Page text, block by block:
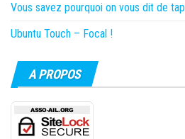
Vous savez pourquoi on vous dit de
Ubuntu Touch – Focal !
A PROPOS